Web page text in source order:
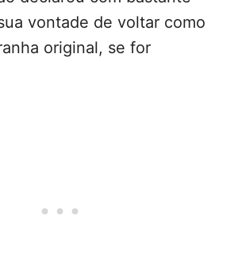
vontade de voltar como
original, se for